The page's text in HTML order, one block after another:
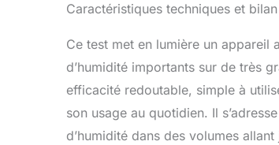
Caractéristiques techniques et
Ce test met en lumière un
d’humidité importants sur de très
efficacité redoutable, simple à
son usage au quotidien. Il
d’humidité dans des volumes